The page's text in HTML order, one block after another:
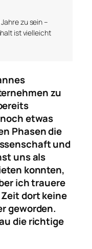
zu sein –
ist vielleicht
zu
etwas
Phasen die
und
uns als
konnten,
ich trauere
dort keine
geworden.
die richtige